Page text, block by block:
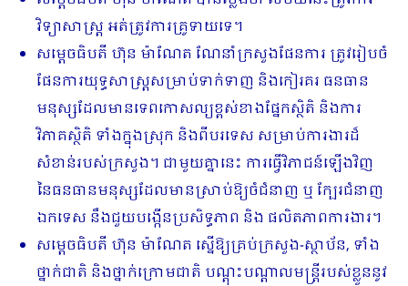
វិទ្យាសាស្ត្រ អត់ត្រូវការគ្រូទាយទេ។
សម្តេចធិបតី ហ៊ុន ម៉ាណែត ណែនាំ​ក្រសួងផែនការ ត្រូវរៀបចំ
ផែនការយុទ្ធសាស្ត្រសម្រាប់ទាក់ទាញ និងកៀរគរ ធនធាន
មនុស្សដែលមានទេពកោសល្យខ្ពស់ខាងផ្នែកស្ថិតិ និងការ
វិភាគស្ថិតិ ទាំងក្នុងស្រុក និងពីបរទេស សម្រាប់ការងារដ៏
សំខាន់របស់ក្រសួង។ ជាមួយគ្នានេះ ការធ្វើវិភាជន៍ឡើងវិញ
នៃធនធានមនុស្សដែលមានស្រាប់ឱ្យចំជំនាញ ឬ ក្បែរជំនាញ
ឯកទេស នឹងជួយបង្កើនប្រសិទ្ធភាព និង ផលិតភាពការងារ។
សម្តេចធិបតី ហ៊ុន ម៉ាណែត ស្នើឱ្យគ្រប់ក្រសួង-ស្ថាប័ន, ទាំង
ថ្នាក់ជាតិ និងថ្នាក់ក្រោមជាតិ បណ្តុះបណ្តាលមន្ត្រីរបស់ខ្លួននូវ